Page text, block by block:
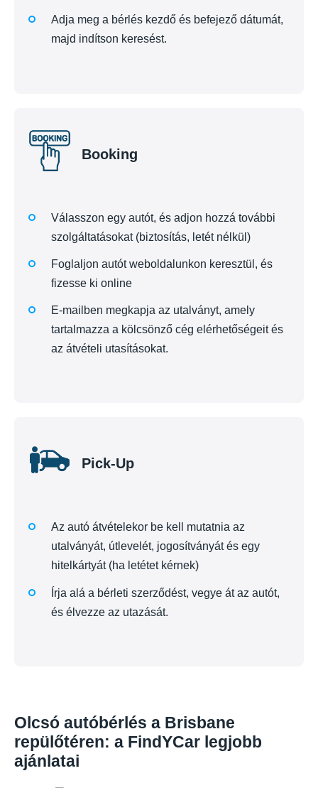
Adja meg a bérlés kezdő és befejező dátumát,
majd indítson keresést.
Booking
Válasszon egy autót, és adjon hozzá további
szolgáltatásokat (biztosítás, letét nélkül)
Foglaljon autót weboldalunkon keresztül, és
fizesse ki online
E-mailben megkapja az utalványt, amely
tartalmazza a kölcsönző cég elérhetőségeit és
az átvételi utasításokat.
Pick-Up
Az autó átvételekor be kell mutatnia az
utalványát, útlevelét, jogosítványát és egy
hitelkártyát (ha letétet kérnek)
Írja alá a bérleti szerződést, vegye át az autót,
és élvezze az utazását.
Olcsó autóbérlés a Brisbane
repülőtéren: a FindYCar legjobb
ajánlatai